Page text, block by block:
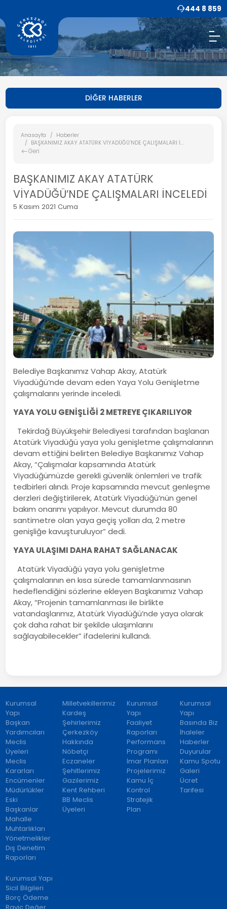
444 8 859
DİĞER HABERLER
Anasayfa
Haberler
BAŞKANIMIZ AKAY ATATÜRK VİYADÜĞÜ’NDE ÇALIŞMALARI İ...
Geri
BAŞKANIMIZ AKAY ATATÜRK
VİYADÜĞÜ’NDE ÇALIŞMALARI İNCELEDİ
5 Kasım 2021 Cuma
Belediye Başkanımız Vahap Akay, Atatürk
Viyadüğü’nde devam eden Yaya Yolu Genişletme
çalışmalarını yerinde inceledi.
YAYA YOLU GENİŞLİĞİ 2 METREYE ÇIKARILIYOR
Tekirdağ Büyükşehir Belediyesi tarafından başlanan
Atatürk Viyadüğü yaya yolu genişletme çalışmalarının
devam ettiğini belirten Belediye Başkanımız Vahap
Akay, “Çalışmalar kapsamında Atatürk
Viyadüğümüzde gerekli güvenlik önlemleri ve trafik
tedbirleri alındı. Proje kapsamında mevcut genleşme
derzleri değiştirilerek, Atatürk Viyadüğü’nün genel
bakım onarımı yapılıyor. Mevcut durumda 80
santimetre olan yaya geçiş yolları da, 2 metre
genişliğe kavuşturuluyor” dedi.
YAYA ULAŞIMI DAHA RAHAT SAĞLANACAK
Atatürk Viyadüğü yaya yolu genişletme
çalışmalarının en kısa sürede tamamlanmasının
hedeflendiğini sözlerine ekleyen Başkanımız Vahap
Akay, “Projenin tamamlanması ile birlikte
vatandaşlarımız, Atatürk Viyadüğü’nde yaya olarak
çok daha rahat bir şekilde ulaşımlarını
sağlayabilecekler” ifadelerini kullandı.
Kurumsal
Yapı
Başkan
Yardımcıları
Meclis
Üyeleri
Meclis
Kararları
Encümenler
Müdürlükler
Eski
Başkanlar
Mahalle
Muhtarlıkları
Yönetmelikler
Dış Denetim
Raporları
Milletvekillerimiz
Kardeş
Şehirlerimiz
Çerkezköy
Hakkında
Nöbetçi
Eczaneler
Şehitlerimiz
Gazilerimiz
Kent Rehberi
BB Meclis
Üyeleri
Kurumsal
Yapı
Faaliyet
Raporları
Performans
Programı
İmar Planları
Projelerimiz
Kamu İç
Kontrol
Stratejik
Plan
Kurumsal
Yapı
Basında Biz
İhaleler
Haberler
Duyurular
Kamu Spotu
Galeri
Ücret
Tarifesi
Kurumsal Yapı
Sicil Bilgileri
Borç Ödeme